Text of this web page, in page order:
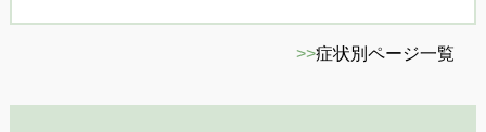
>>症状別ページ一覧